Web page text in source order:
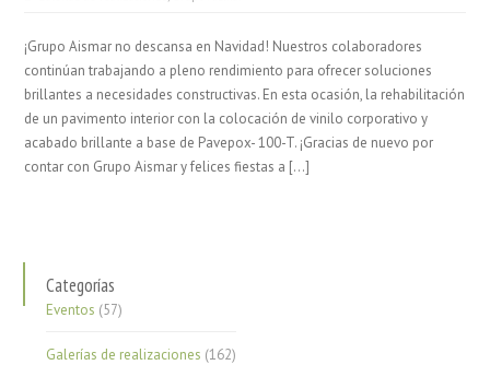
¡Grupo Aismar no descansa en Navidad! Nuestros colaboradores
continúan trabajando a pleno rendimiento para ofrecer soluciones
brillantes a necesidades constructivas. En esta ocasión, la rehabilitación
de un pavimento interior con la colocación de vinilo corporativo y
acabado brillante a base de Pavepox- 100-T. ¡Gracias de nuevo por
contar con Grupo Aismar y felices fiestas a […]
Categorías
Eventos (57)
Galerías de realizaciones (162)